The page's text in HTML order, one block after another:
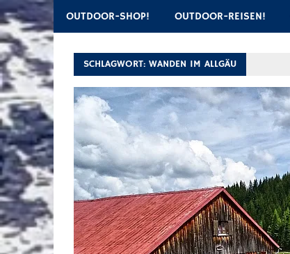
OUTDOOR-SHOP! OUTDOOR-REISEN!
SCHLAGWORT: WANDEN IM ALLGÄU